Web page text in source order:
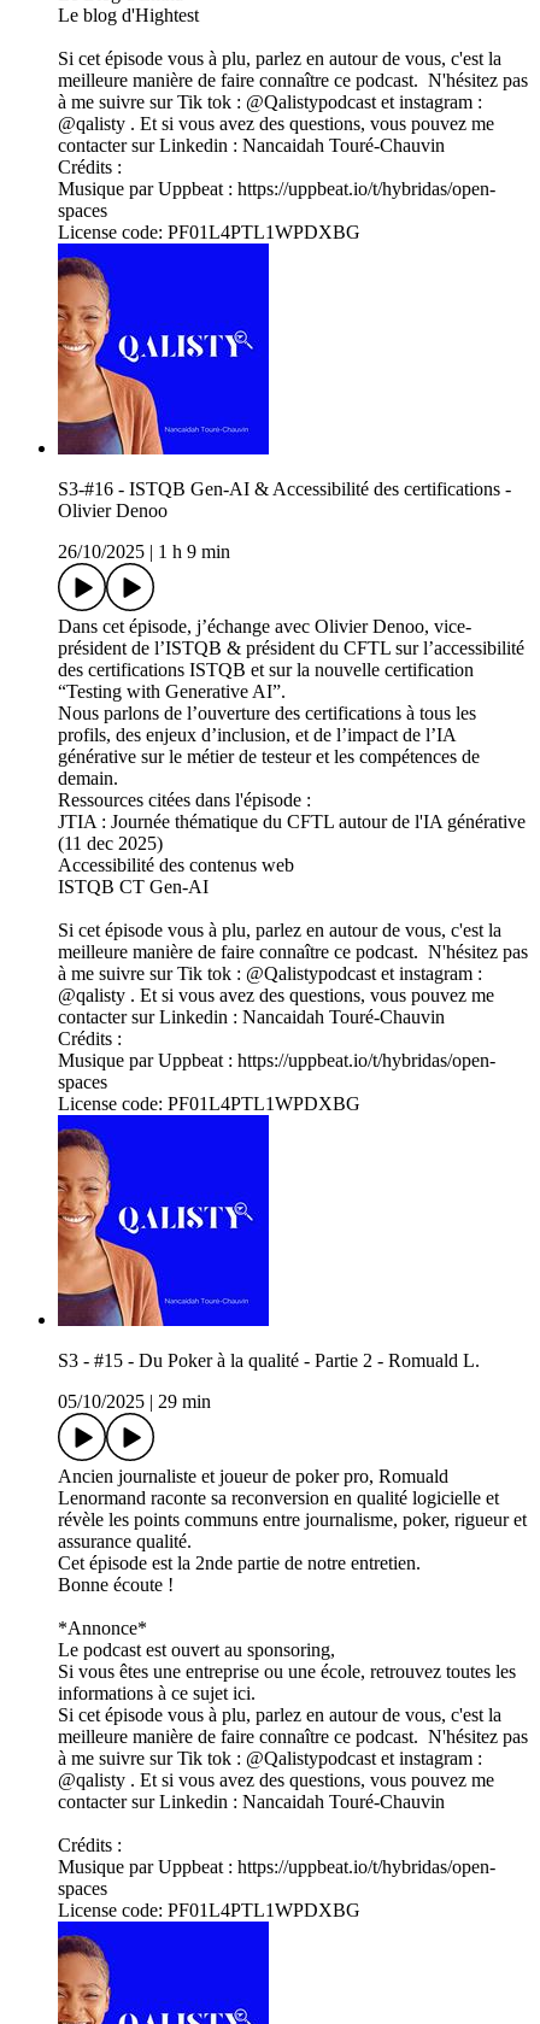
Le blog d'Hightest
Si cet épisode vous à plu, parlez en autour de vous, c'est la
meilleure manière de faire connaître ce podcast. N'hésitez pas
à me suivre sur Tik tok : @⁠⁠⁠⁠⁠⁠⁠⁠⁠⁠⁠⁠⁠⁠⁠⁠⁠⁠⁠⁠⁠⁠Qalistypodcast⁠⁠⁠⁠⁠⁠⁠⁠⁠⁠⁠⁠⁠⁠⁠⁠⁠⁠⁠⁠⁠⁠ et instagram :
@⁠⁠⁠⁠⁠⁠⁠⁠⁠⁠⁠⁠⁠⁠⁠⁠⁠⁠⁠⁠⁠⁠qalisty⁠⁠⁠⁠⁠⁠⁠⁠⁠⁠⁠⁠⁠⁠⁠⁠⁠⁠⁠⁠⁠⁠ . Et si vous avez des questions, vous pouvez me
contacter sur Linkedin : Nancaidah Touré-Chauvin
Crédits :
Musique par Uppbeat : https://uppbeat.io/t/hybridas/open-
spaces
License code: PF01L4PTL1WPDXBG
S3-#16 - ISTQB Gen-AI & Accessibilité des certifications -
Olivier Denoo
26/10/2025
1 h 9 min
Dans cet épisode, j’échange avec Olivier Denoo, vice-
président de l’ISTQB & président du CFTL sur l’accessibilité
des certifications ISTQB et sur la nouvelle certification
“Testing with Generative AI”.
Nous parlons de l’ouverture des certifications à tous les
profils, des enjeux d’inclusion, et de l’impact de l’IA
générative sur le métier de testeur et les compétences de
demain.
Ressources citées dans l'épisode :
JTIA : Journée thématique du CFTL autour de l'IA générative
(11 dec 2025)
Accessibilité des contenus web
ISTQB CT Gen-AI
Si cet épisode vous à plu, parlez en autour de vous, c'est la
meilleure manière de faire connaître ce podcast. N'hésitez pas
à me suivre sur Tik tok : @⁠⁠⁠⁠⁠⁠⁠⁠⁠⁠⁠⁠⁠⁠⁠⁠⁠⁠⁠⁠⁠Qalistypodcast⁠⁠⁠⁠⁠⁠⁠⁠⁠⁠⁠⁠⁠⁠⁠⁠⁠⁠⁠⁠⁠ et instagram :
@⁠⁠⁠⁠⁠⁠⁠⁠⁠⁠⁠⁠⁠⁠⁠⁠⁠⁠⁠⁠⁠qalisty⁠⁠⁠⁠⁠⁠⁠⁠⁠⁠⁠⁠⁠⁠⁠⁠⁠⁠⁠⁠⁠ . Et si vous avez des questions, vous pouvez me
contacter sur Linkedin : Nancaidah Touré-Chauvin
Crédits :
Musique par Uppbeat : https://uppbeat.io/t/hybridas/open-
spaces
License code: PF01L4PTL1WPDXBG
S3 - #15 - Du Poker à la qualité - Partie 2 - Romuald L.
05/10/2025
29 min
Ancien journaliste et joueur de poker pro, Romuald
Lenormand raconte sa reconversion en qualité logicielle et
révèle les points communs entre journalisme, poker, rigueur et
assurance qualité.
Cet épisode est la 2nde partie de notre entretien.
Bonne écoute !
*Annonce*
Le podcast est ouvert au sponsoring,
Si vous êtes une entreprise ou une école, retrouvez toutes les
informations à ce sujet ⁠⁠⁠⁠⁠⁠⁠⁠⁠⁠⁠⁠⁠⁠⁠⁠⁠ici⁠⁠⁠⁠⁠⁠⁠⁠⁠⁠⁠⁠⁠⁠⁠⁠⁠.
Si cet épisode vous à plu, parlez en autour de vous, c'est la
meilleure manière de faire connaître ce podcast. N'hésitez pas
à me suivre sur Tik tok : @⁠⁠⁠⁠⁠⁠⁠⁠⁠⁠⁠⁠⁠⁠⁠⁠⁠⁠⁠⁠Qalistypodcast⁠⁠⁠⁠⁠⁠⁠⁠⁠⁠⁠⁠⁠⁠⁠⁠⁠⁠⁠⁠ et instagram :
@⁠⁠⁠⁠⁠⁠⁠⁠⁠⁠⁠⁠⁠⁠⁠⁠⁠⁠⁠⁠qalisty⁠⁠⁠⁠⁠⁠⁠⁠⁠⁠⁠⁠⁠⁠⁠⁠⁠⁠⁠⁠ . Et si vous avez des questions, vous pouvez me
contacter sur Linkedin : Nancaidah Touré-Chauvin
Crédits :
Musique par Uppbeat : https://uppbeat.io/t/hybridas/open-
spaces
License code: PF01L4PTL1WPDXBG